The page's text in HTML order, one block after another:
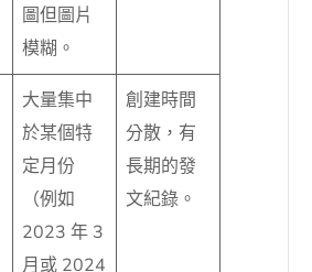
圖但圖片
模糊。
大量集中
於某個特
定月份
（例如
2023 年 3
月或 2024
創建時間
分散，有
長期的發
文紀錄。